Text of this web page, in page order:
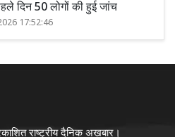
दिन 50 लोगों की हुई जांच
17:52:46
राष्ट्रीय दैनिक अख़बार।